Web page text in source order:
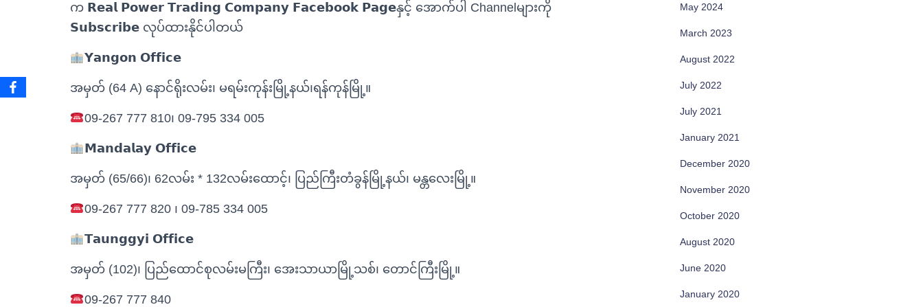
က 𝗥𝗲𝗮𝗹 𝗣𝗼𝘄𝗲𝗿 𝗧𝗿𝗮𝗱𝗶𝗻𝗴 𝗖𝗼𝗺𝗽𝗮𝗻𝘆 𝗙𝗮𝗰𝗲𝗯𝗼𝗼𝗸 𝗣𝗮𝗴𝗲နှင့် အောက်ပါ Channelများကို
𝗦𝘂𝗯𝘀𝗰𝗿𝗶𝗯𝗲 လုပ်ထားနိုင်ပါတယ်
𝗬𝗮𝗻𝗴𝗼𝗻 𝗢𝗳𝗳𝗶𝗰𝗲
အမှတ် (64 A) နောင်ရိုးလမ်း၊ မရမ်းကုန်းမြို့နယ်၊ရန်ကုန်မြို့။
09-267 777 810၊ 09-795 334 005
𝗠𝗮𝗻𝗱𝗮𝗹𝗮𝘆 𝗢𝗳𝗳𝗶𝗰𝗲
အမှတ် (65/66)၊ 62လမ်း * 132လမ်းထောင့်၊ ပြည်ကြီးတံခွန်မြို့နယ်၊ မန္တလေးမြို့။
09-267 777 820 ၊ 09-785 334 005
𝗧𝗮𝘂𝗻𝗴𝗴𝘆𝗶 𝗢𝗳𝗳𝗶𝗰𝗲
အမှတ် (102)၊ ပြည်ထောင်စုလမ်းမကြီး၊ အေးသာယာမြို့သစ်၊ တောင်ကြီးမြို့။
09-267 777 840
May 2024
March 2023
August 2022
July 2022
July 2021
January 2021
December 2020
November 2020
October 2020
August 2020
June 2020
January 2020